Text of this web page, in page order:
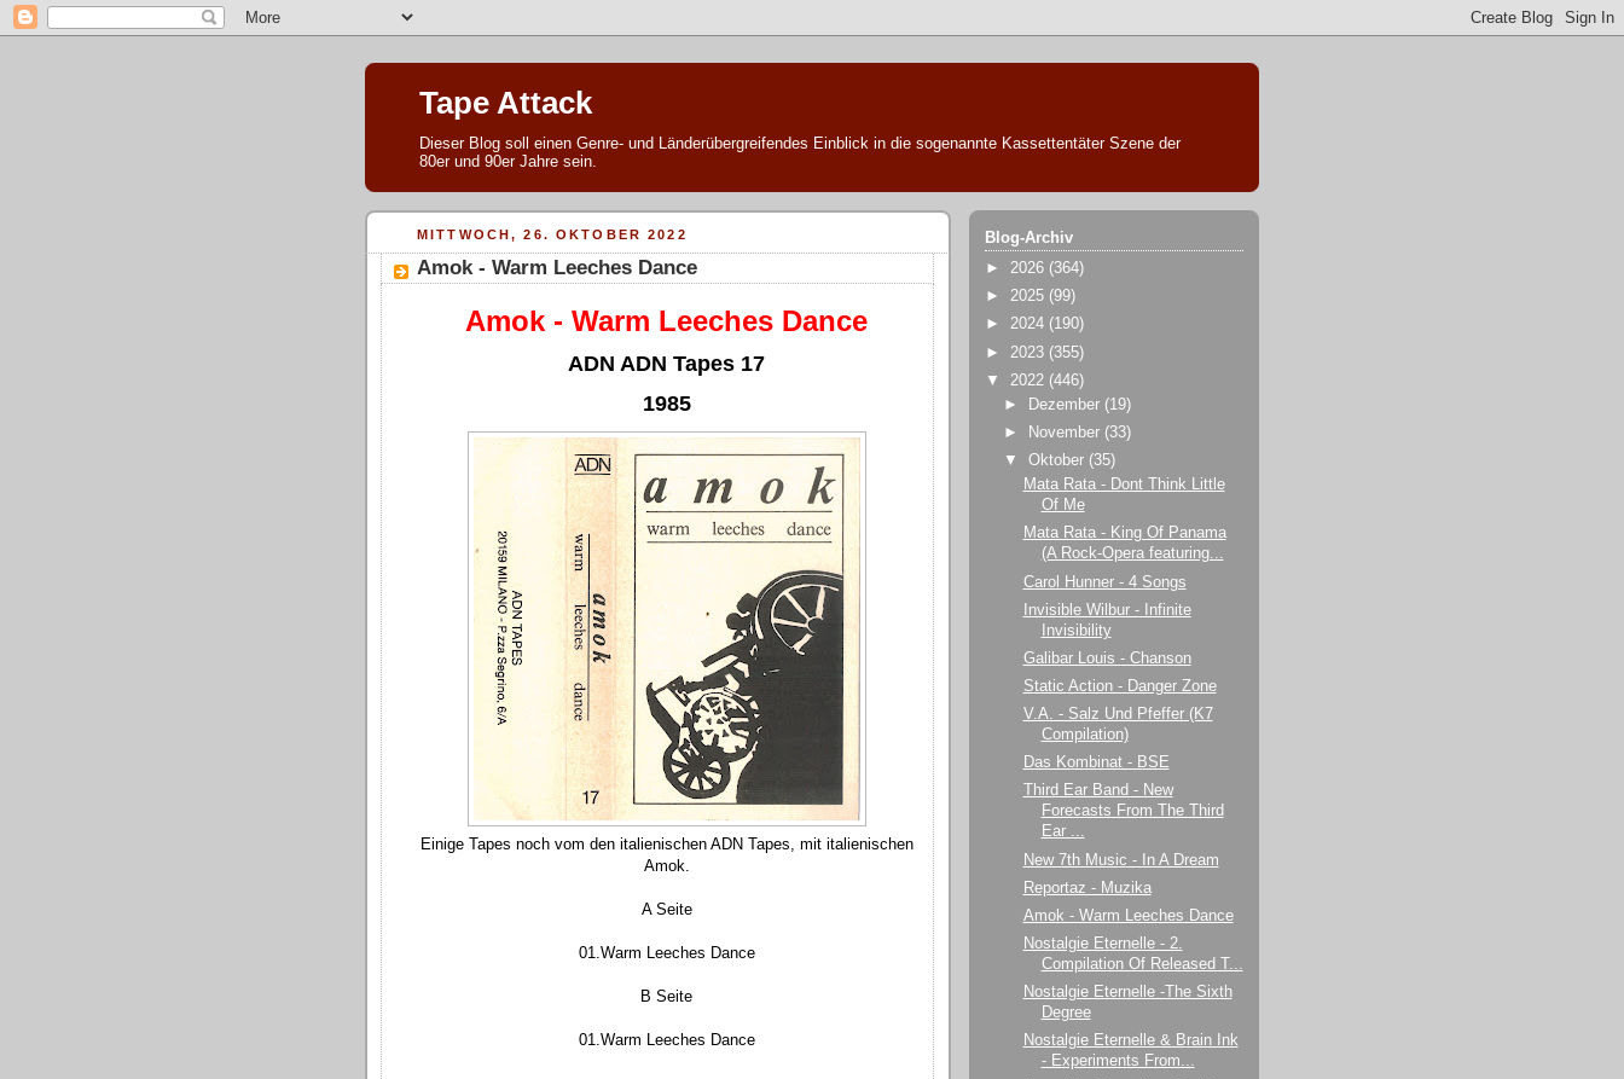
Tape Attack
Dieser Blog soll einen Genre- und Länderübergreifendes Einblick in die sogenannte Kassettentäter Szene der
80er und 90er Jahre sein.
MITTWOCH, 26. OKTOBER 2022
Amok - Warm Leeches Dance
Amok - Warm Leeches Dance
ADN ADN Tapes 17
1985
Einige Tapes noch vom den italienischen ADN Tapes, mit italienischen
Amok.
A Seite
01.Warm Leeches Dance
B Seite
01.Warm Leeches Dance
Blog-Archiv
► 2026 (364)
► 2025 (99)
► 2024 (190)
► 2023 (355)
▼ 2022 (446)
►
Dezember (19)
►
November (33)
▼Oktober (35)
Mata Rata - Dont Think Little
Of Me
Mata Rata - King Of Panama
(A Rock-Opera featuring...
Carol Hunner - 4 Songs
Invisible Wilbur - Infinite
Invisibility
Galibar Louis - Chanson
Static Action - Danger Zone
V.A. - Salz Und Pfeffer (K7
Compilation)
Das Kombinat - BSE
Third Ear Band - New
Forecasts From The Third
Ear ...
New 7th Music - In A Dream
Reportaz - Muzika
Amok - Warm Leeches Dance
Nostalgie Eternelle - 2.
Compilation Of Released T...
Nostalgie Eternelle -The Sixth
Degree
Nostalgie Eternelle & Brain Ink
- Experiments From...